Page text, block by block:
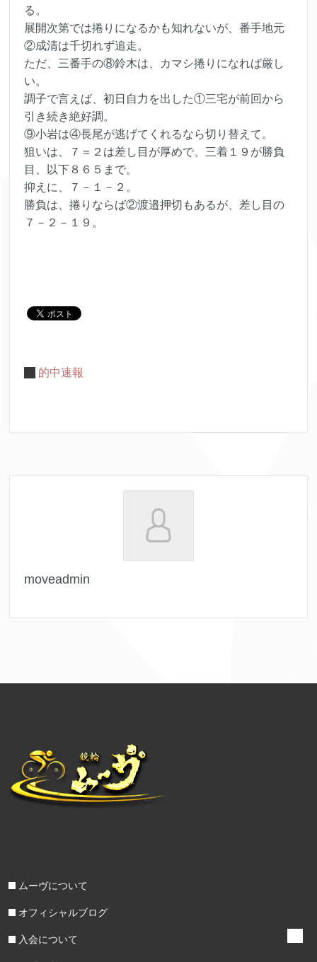
る。
展開次第では捲りになるかも知れないが、番手地元
②成清は千切れず追走。
ただ、三番手の⑧鈴木は、カマシ捲りになれば厳し
い。
調子で言えば、初日自力を出した①三宅が前回から
引き続き絶好調。
⑨小岩は④長尾が逃げてくれるなら切り替えて。
狙いは、７＝２は差し目が厚めで、三着１９が勝負
目、以下８６５まで。
抑えに、７－１－２。
勝負は、捲りならば②渡邉押切もあるが、差し目の
７－２－１９。
的中速報
moveadmin
ムーヴについて
オフィシャルブログ
入会について